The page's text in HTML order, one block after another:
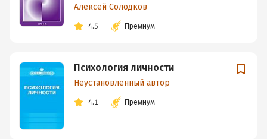
Алексей Солодков
4.5 Премиум
Психология личности
Неустановленный автор
4.1 Премиум